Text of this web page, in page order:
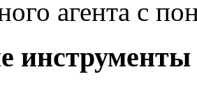
агента с
инструменты